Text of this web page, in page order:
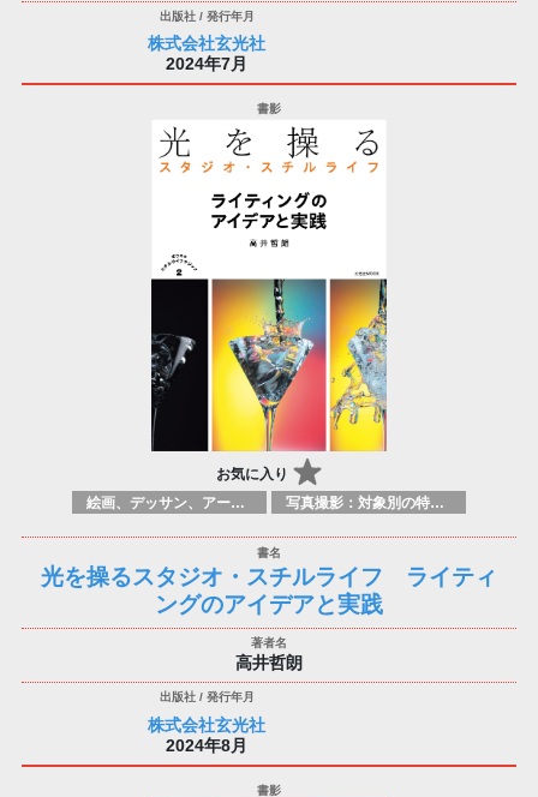
株式会社玄光社
2024年7月
お気に入り
絵画、デッサン、アートマニュアル 写真撮影：対象別の特定のテクニック、原理
光を操るスタジオ・スチルライフ ライティ
ングのアイデアと実践
高井哲朗
株式会社玄光社
2024年8月